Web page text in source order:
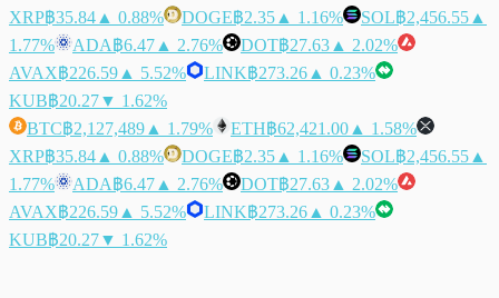
XRP฿35.84 ▲ 0.88% DOGE฿2.35 ▲ 1.16% SOL฿2,456.55 ▲
1.77%
ADA฿6.47 ▲ 2.76% DOT฿27.63 ▲ 2.02%
AVAX฿226.59 ▲ 5.52% LINK฿273.26 ▲ 0.23%
KUB฿20.27▼ 1.62%
BTC฿2,127,489 ▲ 1.79% ETH฿62,421.00 ▲ 1.58%
XRP฿35.84 ▲ 0.88% DOGE฿2.35 ▲ 1.16% SOL฿2,456.55 ▲
1.77%
ADA฿6.47 ▲ 2.76% DOT฿27.63 ▲ 2.02%
AVAX฿226.59 ▲ 5.52% LINK฿273.26 ▲ 0.23%
KUB฿20.27▼ 1.62%